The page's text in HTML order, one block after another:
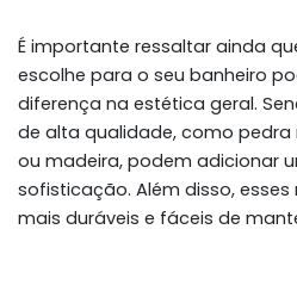
É importante ressaltar ainda
escolhe para o seu banheiro
diferença na estética geral.
de alta qualidade, como pedra
ou madeira, podem adicionar
sofisticação. Além disso,
mais duráveis e fáceis de